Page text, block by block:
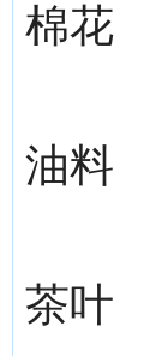
棉花
油料
茶叶